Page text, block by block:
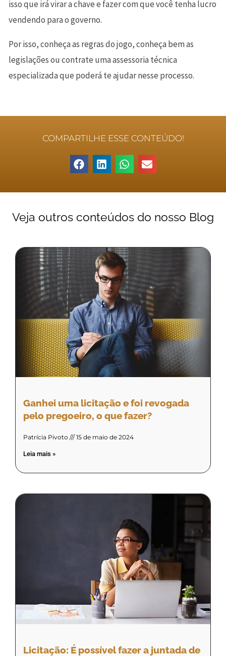
isso que irá virar a chave e fazer com que você tenha lucro
vendendo para o governo.
Por isso, conheça as regras do jogo, conheça bem as
legislações ou contrate uma assessoria técnica
especializada que poderá te ajudar nesse processo.
COMPARTILHE ESSE CONTEÚDO!
Veja outros conteúdos do nosso Blog
Ganhei uma licitação e foi revogada
pelo pregoeiro, o que fazer?
Patrícia Pivoto 15 de maio de 2024
Leia mais »
Licitação: É possível fazer a juntada de